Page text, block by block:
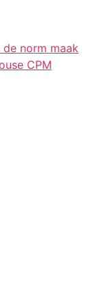
norm maak
CPM